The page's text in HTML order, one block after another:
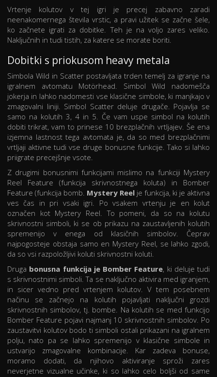
Vrtenje kolutov v tej igri je precej zabavno zaradi
neenakomernega števila vrstic, a pravi užitek se začne šele,
ko začnete igrati za dobitke. Teh je na voljo zares veliko.
Naključnih in tudi tistih, za katere se morate boriti.
Dobitki s priokusom heavy metala
Simbola Wild in Scatter postavljata trden temelj za igranje na
igralnem avtomatu Motörhead. Simbol Wild nadomešča
jokerja in lahko nadomesti vse klasične simbole, ki manjkajo v
zmagovalni liniji. Simbol Scatter deluje drugače. Pojavlja se
samo na kolutih 3, 4 in 5. Če vam uspe simbol na kolutih
dobiti trikrat, vam to prinese 10 brezplačnih vrtljajev. Še ena
izjemna lastnost tega avtomata je, da so med brezplačnimi
vrtljaji aktivne tudi vse druge bonusne funkcije. Tako si lahko
priigrate precejšnje vsote.
Z drugimi bonusnimi funkcijami mislimo na funkciji Mystery
Reel Feature (funkcija skrivnostnega koluta) in Bomber
Feature (funkcija bomb. Mystery Reel je funkcija, ki je aktivna
ves čas in pri vsaki igri. Po vsakem vrtenju je en kolut
označen kot Mystery Reel. To pomeni, da so na kolutu
skrivnostni simboli, ki se ob prikazu na zaustavljenih kolutih
spremenijo v enega od klasičnih simbolov. Čeprav
najpogosteje obstaja samo en Mystery Reel, se lahko zgodi,
da so vsi razpoložljivi koluti skrivnostni koluti.
Druga bonusna funkcija je Bomber Feature, ki deluje tudi
s skrivnostnimi simboli. Ta se naključno aktivira med igranjem,
in sicer vedno pred vrtenjem kolutov. V tem posebnem
načinu se začnejo na kolutih pojavljati naključni grozdi
skrivnostnih simbolov, tj. bombe. Na kolutih se med funkcijo
Bomber Feature pojavi najmanj 10 skrivnostnih simbolov. Po
zaustavitvi kolutov bodo ti simboli ostali prikazani na igralnem
polju, nato pa se lahko spremenijo v klasične simbole in
ustvarijo zmagovalne kombinacije. Kar zadeva bonuse,
moramo dodati, da njihovo aktiviranje sproži zares
neverjetne vizualne učinke, ki so lahko celo boljši od same